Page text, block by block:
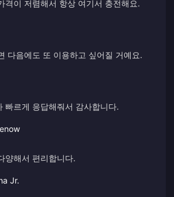
격이 저렴해서 항상 여기서 충전해요.
다음에도 또 이용하고 싶어질 거예요.
빠르게 응답해줘서 감사합니다.
양해서 편리합니다.
Jr.